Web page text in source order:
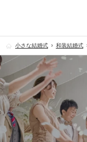
小さな結婚式 和装結婚式